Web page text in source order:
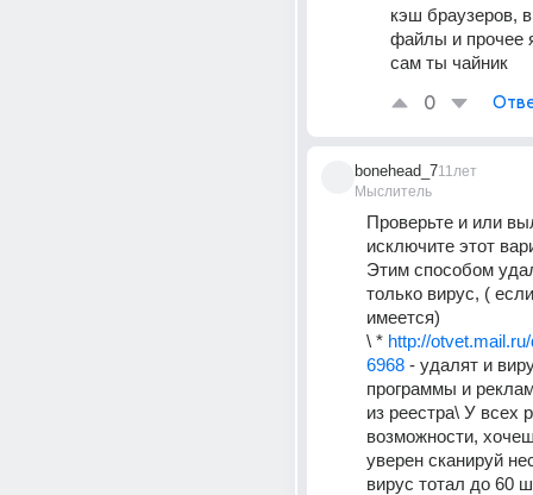
кэш браузеров,
файлы и прочее
сам ты чайник
0
bonehead_7
Мыслитель
11лет
Проверьте и или
исключите этот
Этим способом
только вирус, (
имеется)
\ * http://
6968 - удалят и
программы и
из реестра\ У всех
возможности,
уверен сканируй
вирус тотал до 60